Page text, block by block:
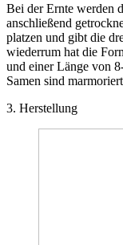
Bei der Ernte werden
anschließend
platzen und gibt die
wiederrum hat die
und einer Länge von
Samen sind
3. Herstellung